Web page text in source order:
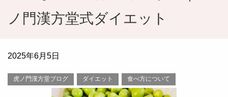
ノ門漢方堂式ダイエット
2025年6月5日
虎ノ門漢方堂ブログ ダイエット 食べ方について